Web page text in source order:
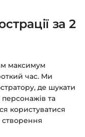
за 2
максимум
час. Ми
де шукати
та
користуватися
створення